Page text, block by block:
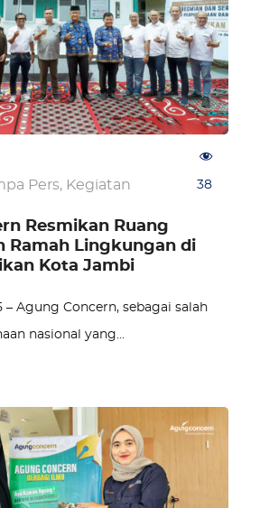
Pers, Kegiatan 38
Resmikan Ruang
Ramah Lingkungan di
Kota Jambi
– Agung Concern, sebagai salah
nasional yang…